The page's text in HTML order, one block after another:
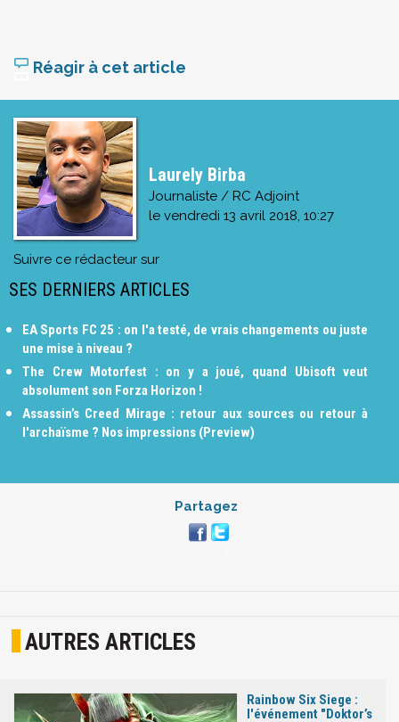
Réagir à cet article
Laurely Birba
Journaliste / RC Adjoint
le vendredi 13 avril 2018, 10:27
Suivre ce rédacteur sur
SES DERNIERS ARTICLES
EA Sports FC 25 : on l'a testé, de vrais changements ou juste
une mise à niveau ?
The Crew Motorfest : on y a joué, quand Ubisoft veut
absolument son Forza Horizon !
Assassin’s Creed Mirage : retour aux sources ou retour à
l'archaïsme ? Nos impressions (Preview)
Partagez
AUTRES ARTICLES
Rainbow Six Siege :
l'événement "Doktor’s